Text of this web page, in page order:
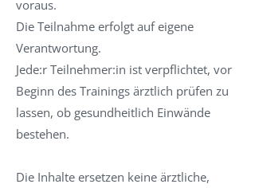
voraus.
Die Teilnahme erfolgt auf eigene
Verantwortung.
Jede:r Teilnehmer:in ist verpflichtet, vor
Beginn des Trainings ärztlich prüfen zu
lassen, ob gesundheitlich Einwände
bestehen.
Die Inhalte ersetzen keine ärztliche,